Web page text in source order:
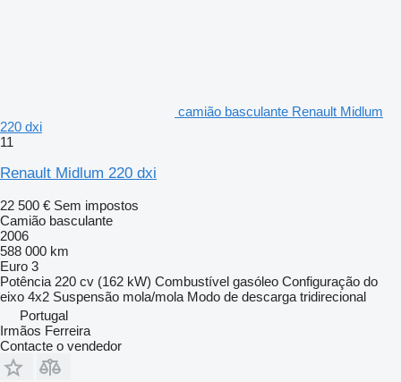
camião basculante Renault Midlum
220 dxi
11
Renault Midlum 220 dxi
22 500 € Sem impostos
Camião basculante
2006
588 000 km
Euro 3
Potência 220 cv (162 kW) Combustível gasóleo Configuração do
eixo 4x2 Suspensão mola/mola Modo de descarga tridirecional
Portugal
Irmãos Ferreira
Contacte o vendedor